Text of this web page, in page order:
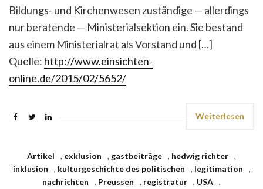
Bildungs- und Kirchenwesen zuständige — allerdings
nur beratende — Ministerialsektion ein. Sie bestand
aus einem Ministerialrat als Vorstand und […]
Quelle: http://www.einsichten-
online.de/2015/02/5652/
Weiterlesen
Artikel , exklusion , gastbeiträge , hedwig richter ,
inklusion
, kulturgeschichte des politischen , legitimation
,
nachrichten
, Preussen , registratur , USA ,